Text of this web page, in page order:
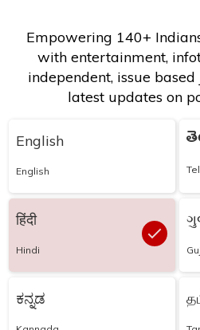
Empowering 140+
with entertainment,
independent, issue
latest updates on
English
English
हिंदी
Hindi
ಕನ್ನಡ